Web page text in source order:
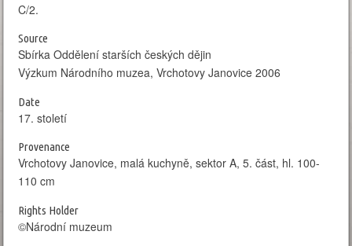
C/2.
Source
Sbírka Oddělení starších českých dějin
Výzkum Národního muzea, Vrchotovy Janovice 2006
Date
17. století
Provenance
Vrchotovy Janovice, malá kuchyně, sektor A, 5. část, hl. 100-
110 cm
Rights Holder
©Národní muzeum